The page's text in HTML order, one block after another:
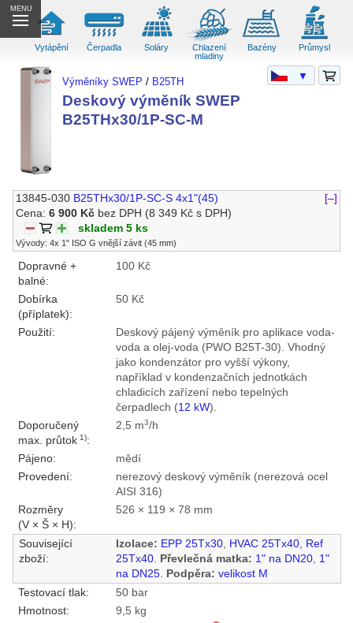
MENU
Vytápění Čerpadla Soláry
Chlazení
mladiny
Bazény Průmysl
Výměníky SWEP / B25TH
Deskový výměník SWEP
B25THx30/1P-SC-M
13845-030 B25THx30/1P-SC-S 4x1"(45)
[–]
Cena:6 900 Kč bez DPH (8 349 Kč s DPH)
skladem 5 ks
Vývody: 4x 1" ISO G vnější závit (45 mm)
Dopravné +
balné:
100 Kč
Dobírka
(příplatek):
50 Kč
Použití:
Deskový pájený výměník pro aplikace voda-
voda a olej-voda (PWO B25T-30). Vhodný
jako kondenzátor pro vyšší výkony,
například v kondenzačních jednotkách
chladicích zařízení nebo tepelných
čerpadlech (12 kW).
Doporučený
max. průtok1):
2,5 m3/h
Pájeno:
mědí
Provedení:
nerezový deskový výměník (nerezová ocel
AISI 316)
Rozměry
(V × Š × H):
526 × 119 × 78 mm
Související
zboží:
Izolace: EPP 25Tx30, HVAC 25Tx40, Ref
25Tx40. Převlečná matka: 1" na DN20, 1"
na DN25. Podpěra: velikost M
Testovací tlak:
50 bar
Hmotnost:
9,5 kg
▼